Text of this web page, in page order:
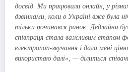
досвід. Ми працювали онлайн, у
дзвінками, коли в Україні вже була
тільки починався ранок. Дедлайни
співпраця стала важливим етапом
електропоп-звучання і дала мені
використаю далі», — ділиться